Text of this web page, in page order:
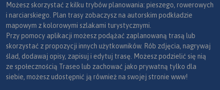
Możesz skorzystać z kilku trybów planowania: pieszego, rowerowych
i narciarskiego. Plan trasy zobaczysz na autorskim podkładzie
mapowym z kolorowymi szlakami turystycznymi.
Przy pomocy aplikacji możesz podążać zaplanowaną trasą lub
skorzystać z propozycji innych użytkowników. Rób zdjęcia, nagrywaj
ślad, dodawaj opisy, zapisuj i edytuj trasę. Możesz podzielić się nią
ze społecznością Traseo lub zachować jako prywatną tylko dla
siebie, możesz udostępnić ją również na swojej stronie www!